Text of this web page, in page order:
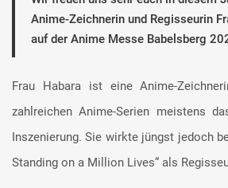
Anime-Zeichnerin und Regisseurin
auf der Anime Messe Babelsberg
Frau Habara ist eine Anime-
zahlreichen Anime-Serien meistens
Inszenierung. Sie wirkte jüngst jedoch
Standing on a Million Lives“ als